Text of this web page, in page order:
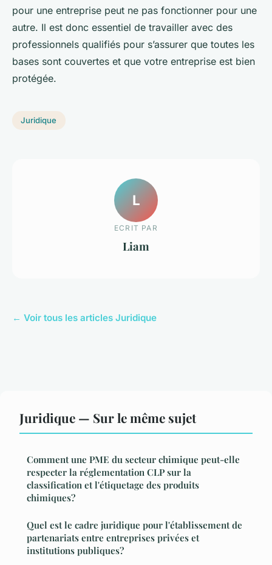
pour une entreprise peut ne pas fonctionner pour une
autre. Il est donc essentiel de travailler avec des
professionnels qualifiés pour s’assurer que toutes les
bases sont couvertes et que votre entreprise est bien
protégée.
Juridique
L
ECRIT PAR
Liam
← Voir tous les articles Juridique
Juridique — Sur le même sujet
Comment une PME du secteur chimique peut-elle
respecter la réglementation CLP sur la
classification et l'étiquetage des produits
chimiques?
Quel est le cadre juridique pour l'établissement de
partenariats entre entreprises privées et
institutions publiques?